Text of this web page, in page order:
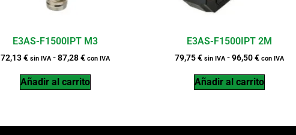
E3AS-F1500IPT M3
72,13€ sin IVA -87,28€ con IVA
Añadir al carrito
E3AS-F1500IPT 2M
79,75€ sin IVA -96,50€ con IVA
Añadir al carrito